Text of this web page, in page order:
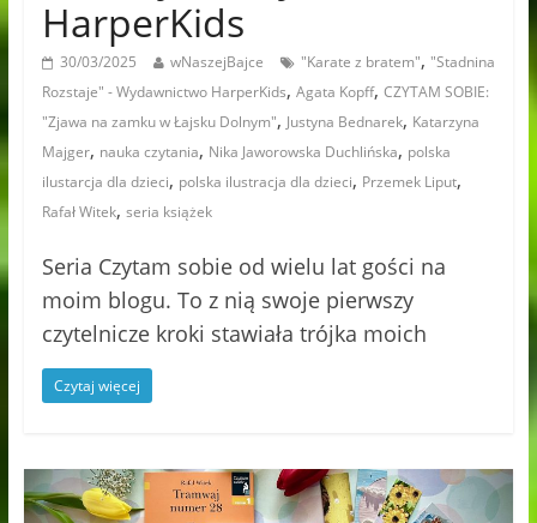
HarperKids
30/03/2025 wNaszejBajce "Karate z bratem", "Stadnina
Rozstaje" - Wydawnictwo HarperKids, Agata Kopff, CZYTAM SOBIE:
"Zjawa na zamku w Łajsku Dolnym", Justyna Bednarek, Katarzyna
Majger, nauka czytania, Nika Jaworowska Duchlińska, polska
ilustarcja dla dzieci, polska ilustracja dla dzieci, Przemek Liput,
Rafał Witek, seria książek
Seria Czytam sobie od wielu lat gości na
moim blogu. To z nią swoje pierwszy
czytelnicze kroki stawiała trójka moich
Czytaj więcej